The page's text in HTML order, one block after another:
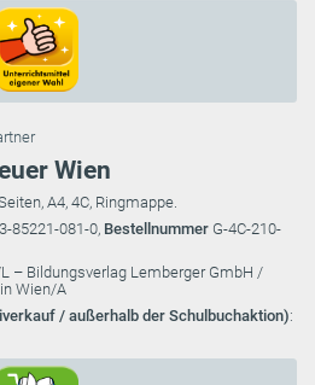
Wien
A4, 4C, Ringmappe.
85221-081-0, Bestellnummer G-4C-210-
– Bildungsverlag Lemberger GmbH /
Wien/A
/ außerhalb der Schulbuchaktion):